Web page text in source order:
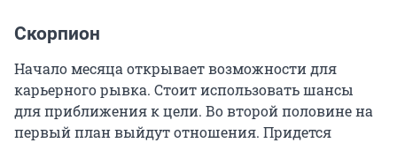
Скорпион
Начало месяца открывает возможности для
карьерного рывка. Стоит использовать шансы
для приближения к цели. Во второй половине на
первый план выйдут отношения. Придется